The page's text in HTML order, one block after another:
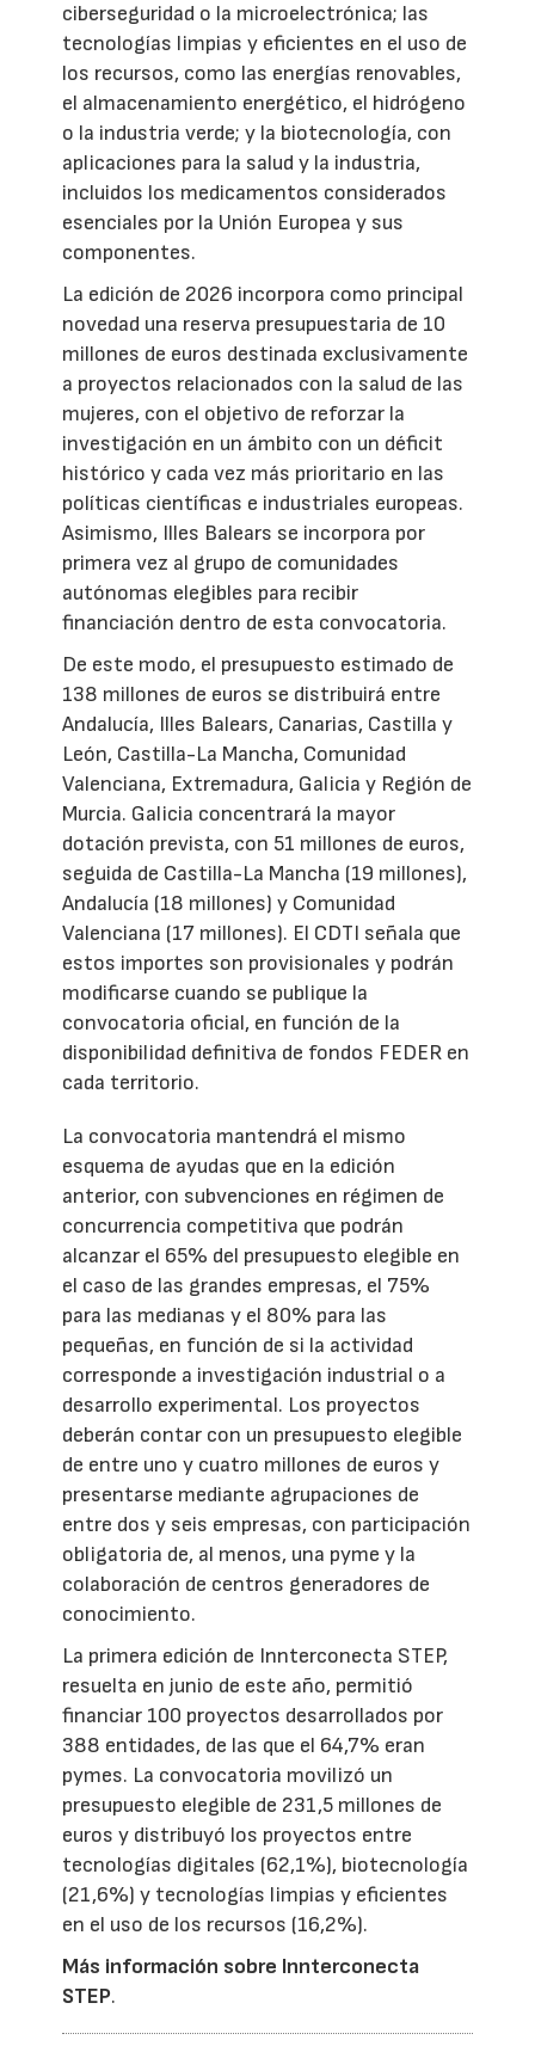
ciberseguridad o la microelectrónica; las
tecnologías limpias y eficientes en el uso de
los recursos, como las energías renovables,
el almacenamiento energético, el hidrógeno
o la industria verde; y la biotecnología, con
aplicaciones para la salud y la industria,
incluidos los medicamentos considerados
esenciales por la Unión Europea y sus
componentes.
La edición de 2026 incorpora como principal
novedad una reserva presupuestaria de 10
millones de euros destinada exclusivamente
a proyectos relacionados con la salud de las
mujeres, con el objetivo de reforzar la
investigación en un ámbito con un déficit
histórico y cada vez más prioritario en las
políticas científicas e industriales europeas.
Asimismo, Illes Balears se incorpora por
primera vez al grupo de comunidades
autónomas elegibles para recibir
financiación dentro de esta convocatoria.
De este modo, el presupuesto estimado de
138 millones de euros se distribuirá entre
Andalucía, Illes Balears, Canarias, Castilla y
León, Castilla-La Mancha, Comunidad
Valenciana, Extremadura, Galicia y Región de
Murcia. Galicia concentrará la mayor
dotación prevista, con 51 millones de euros,
seguida de Castilla-La Mancha (19 millones),
Andalucía (18 millones) y Comunidad
Valenciana (17 millones). El CDTI señala que
estos importes son provisionales y podrán
modificarse cuando se publique la
convocatoria oficial, en función de la
disponibilidad definitiva de fondos FEDER en
cada territorio.
La convocatoria mantendrá el mismo
esquema de ayudas que en la edición
anterior, con subvenciones en régimen de
concurrencia competitiva que podrán
alcanzar el 65% del presupuesto elegible en
el caso de las grandes empresas, el 75%
para las medianas y el 80% para las
pequeñas, en función de si la actividad
corresponde a investigación industrial o a
desarrollo experimental. Los proyectos
deberán contar con un presupuesto elegible
de entre uno y cuatro millones de euros y
presentarse mediante agrupaciones de
entre dos y seis empresas, con participación
obligatoria de, al menos, una pyme y la
colaboración de centros generadores de
conocimiento.
La primera edición de Innterconecta STEP,
resuelta en junio de este año, permitió
financiar 100 proyectos desarrollados por
388 entidades, de las que el 64,7% eran
pymes. La convocatoria movilizó un
presupuesto elegible de 231,5 millones de
euros y distribuyó los proyectos entre
tecnologías digitales (62,1%), biotecnología
(21,6%) y tecnologías limpias y eficientes
en el uso de los recursos (16,2%).
Más información sobre Innterconecta
STEP.